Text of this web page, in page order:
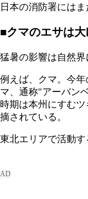
日本の消防署には
■クマのエサは
猛暑の影響は自然界
例えば、クマ。今
マ、通称"アーバン
時期は本州にすむ
摘されている。
東北エリアで活動す